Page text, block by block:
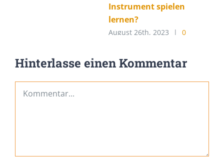
Instrument spielen
lernen?
August 26th, 2023 |
0
Hinterlasse einen Kommentar
Kommentar